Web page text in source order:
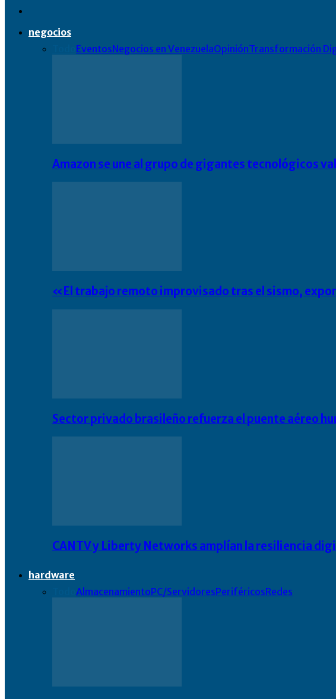
negocios
EventosNegocios en VenezuelaOpiniónTransformación
Amazon se une al grupo de gigantes tecnológicos
«El trabajo remoto improvisado tras el sismo,
Sector privado brasileño refuerza el puente aéreo
CANTV y Liberty Networks amplían la resiliencia
hardware
AlmacenamientoPC/ServidoresPeriféricosRedes